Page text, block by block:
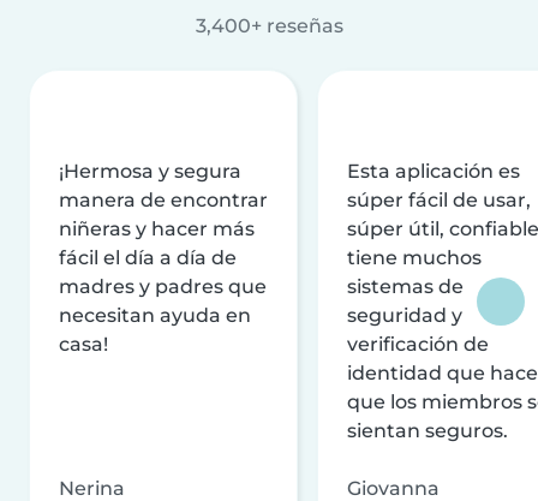
3,400+ reseñas
¡Hermosa y segura
manera de encontrar
niñeras y hacer más
fácil el día a día de
madres y padres que
necesitan ayuda en
casa!
Nerina
Esta aplicación es
súper fácil de usar,
súper útil,
tiene muchos
sistemas de
seguridad y
verificación de
identidad que
que los miembros
sientan seguros.
Giovanna